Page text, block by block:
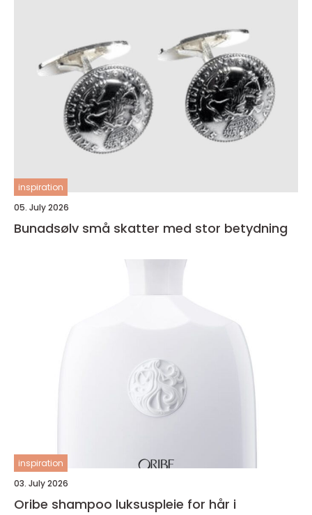
inspiration
05. July 2026
Bunadsølv små skatter med stor betydning
inspiration
03. July 2026
Oribe shampoo luksuspleie for hår i